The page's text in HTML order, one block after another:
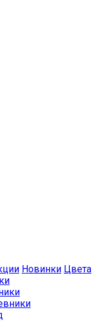
Новинки Цвета